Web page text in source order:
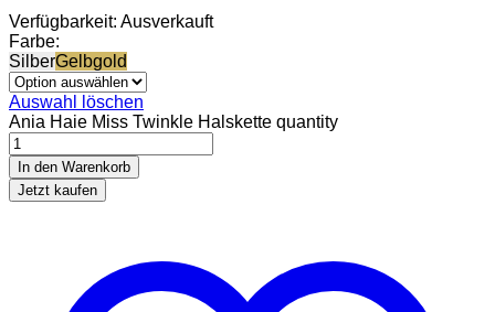
Verfügbarkeit: Ausverkauft
Farbe:
SilberGelbgold
Auswahl löschen
Ania Haie Miss Twinkle Halskette quantity
In den Warenkorb
Jetzt kaufen